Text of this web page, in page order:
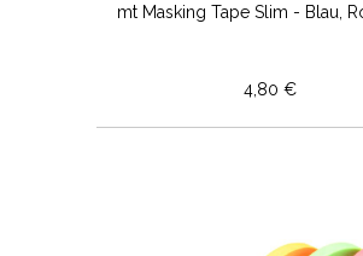
mt Masking Tape Slim - Blau,
4,80 €